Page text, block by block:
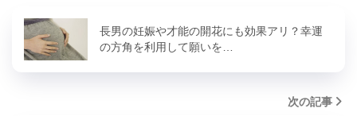
長男の妊娠や才能の開花にも効果アリ？幸運
の方角を利用して願いを…
次の記事